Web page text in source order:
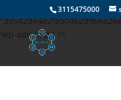
'wp-admin'){ } ?>
3115475000